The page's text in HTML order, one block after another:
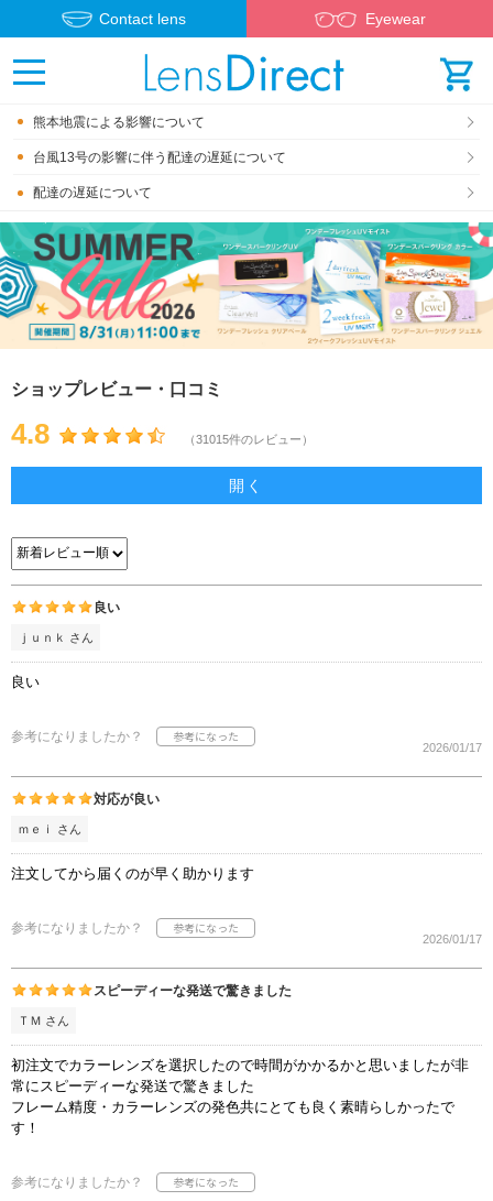
Contact lens Eyewear
熊本地震による影響について
台風13号の影響に伴う配達の遅延について
配達の遅延について
ショップレビュー・口コミ
4.8 （31015件のレビュー）
開く
良い
ｊｕｎｋ さん
良い
参考になりましたか？
2026/01/17
対応が良い
ｍｅｉ さん
注文してから届くのが早く助かります
参考になりましたか？
2026/01/17
スピーディーな発送で驚きました
ＴＭ さん
初注文でカラーレンズを選択したので時間がかかるかと思いましたが非
常にスピーディーな発送で驚きました
フレーム精度・カラーレンズの発色共にとても良く素晴らしかったで
す！
参考になりましたか？